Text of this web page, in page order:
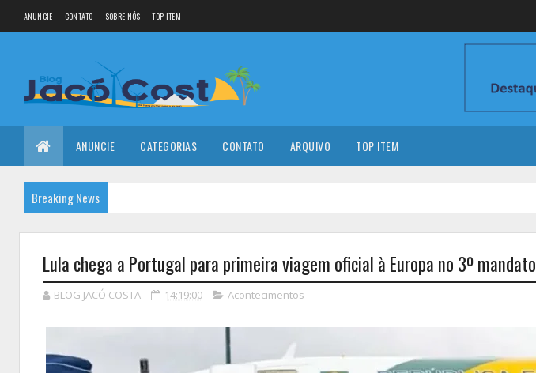
ANUNCIE CONTATO SOBRE NÓS TOP ITEM
ANUNCIE CATEGORIAS CONTATO ARQUIVO TOP ITEM
Breaking News
Lula chega a Portugal para primeira viagem oficial à Europa no 3º mandato
BLOG JACÓ COSTA 14:19:00 Acontecimentos